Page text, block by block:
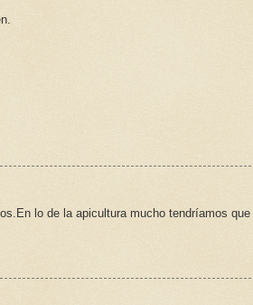
lo de la apicultura mucho tendríamos que